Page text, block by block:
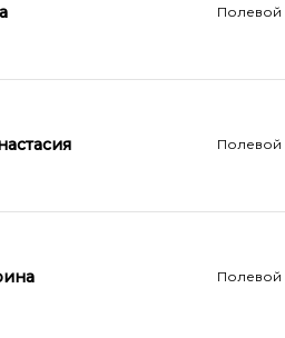
Полевой
Полевой
Полевой